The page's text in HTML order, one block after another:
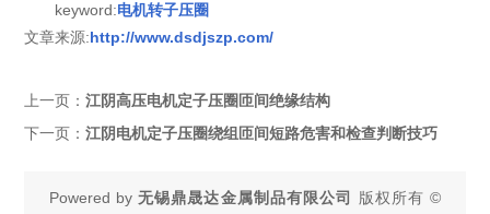
keyword:电机转子压圈
文章来源:http://www.dsdjszp.com/
上一页：江阴高压电机定子压圈匝间绝缘结构
下一页：江阴电机定子压圈绕组匝间短路危害和检查判断技巧
Powered by无锡鼎晟达金属制品有限公司 版权所有 ©